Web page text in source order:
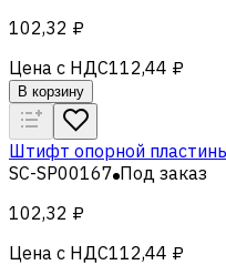
102,32 ₽
Цена с НДС112,44 ₽
В корзину
Штифт опорной
SC-SP00167 Под заказ
102,32 ₽
Цена с НДС112,44 ₽